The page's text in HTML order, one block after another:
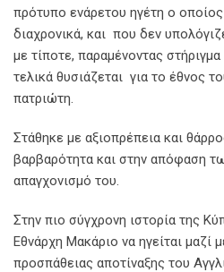
πρότυπο ενάρετου ηγέτη ο
διαχρονικά, και που δεν
με τίποτε, παραμένοντας
τελικά θυσιάζεται για το έθνος
πατριώτη.
Στάθηκε με αξιοπρέπεια και
βαρβαρότητα και στην απόφαση
απαγχονισμό του.
Στην πιο σύγχρονη ιστορία της
Εθνάρχη Μακάριο να ηγείται μαζί
προσπάθειας αποτίναξης του